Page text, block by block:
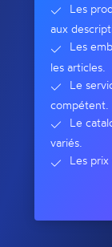
Les
aux
Les
les articles.
Le
compétent.
Le
variés.
Les